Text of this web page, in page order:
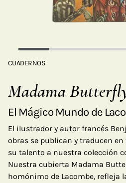
CUADERNOS
Madama
El Mágico Mundo de
El ilustrador y autor francés
obras se publican y traducen
su talento a nuestra colección
Nuestra cubierta Madama
homónimo de Lacombe, refleja